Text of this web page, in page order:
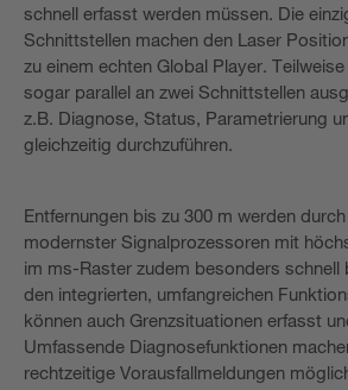
schnell erfasst werden müssen. Die
Schnittstellen machen den Laser
zu einem echten Global Player.
sogar parallel an zwei Schnittstellen
z.B. Diagnose, Status, Parametrierung
gleichzeitig durchzuführen.
Entfernungen bis zu 300 m werden
modernster Signalprozessoren mit
im ms-Raster zudem besonders schnell
den integrierten, umfangreichen
können auch Grenzsituationen erfasst
Umfassende Diagnosefunktionen
rechtzeitige Vorausfallmeldungen